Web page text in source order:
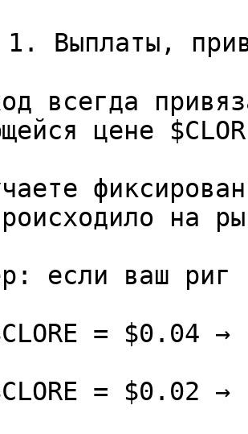
1. Выплаты,
всегда
цене
на
если ваш
= $0.04 →
= $0.02 →